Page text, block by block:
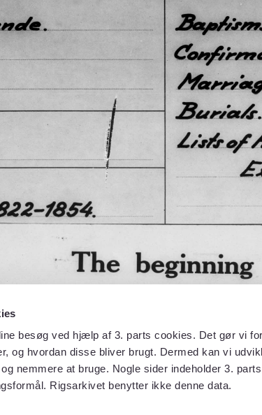
besøg ved hjælp af 3. parts cookies. Det gør vi
og hvordan disse bliver brugt. Dermed kan vi
nemmere at bruge. Nogle sider indeholder 3.
Rigsarkivet benytter ikke denne data.